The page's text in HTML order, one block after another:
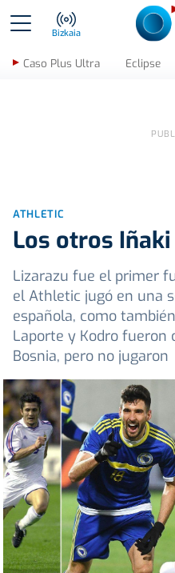
Bizkaia
Caso Plus Ultra Eclipse
ATHLETIC
Los otros
Lizarazu fue el primer
el Athletic jugó en una
española, como
Laporte y Kodro fueron
Bosnia, pero no jugaron